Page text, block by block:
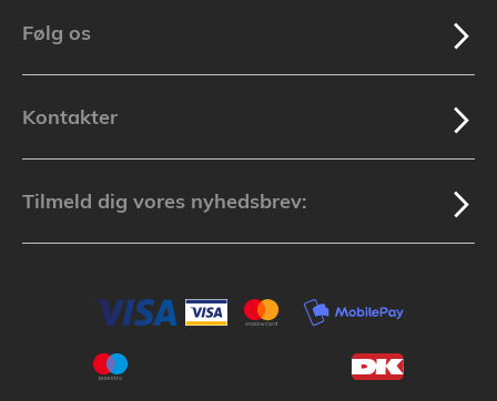
Følg os
Kontakter
Tilmeld dig vores nyhedsbrev: